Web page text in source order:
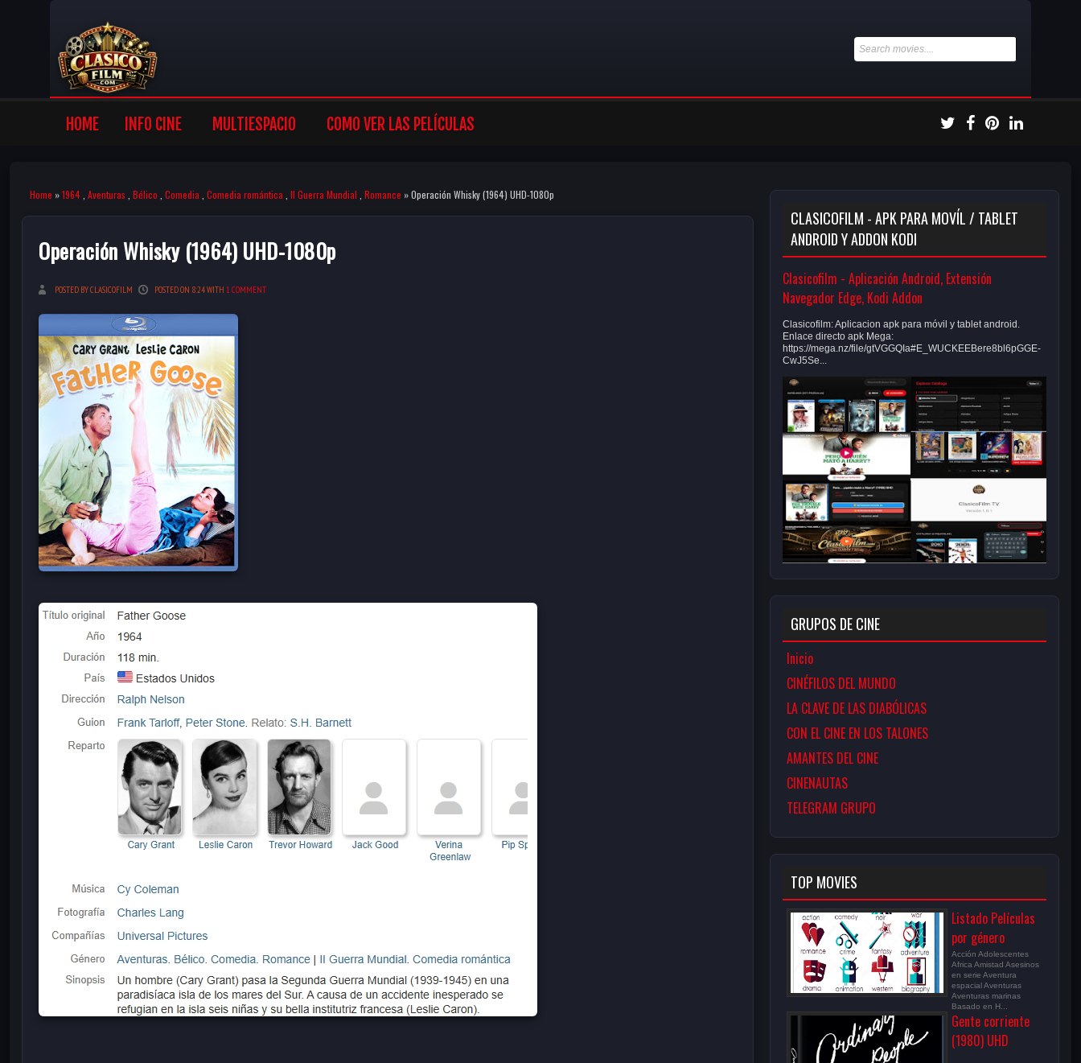
HOME INFO CINE MULTIESPACIO COMO VER LAS PELÍCULAS
Home »1964 Aventuras Bélico Comedia Comedia romántica II Guerra Mundial Romance » Operación Whisky (1964) UHD-1080p
Operación Whisky (1964) UHD-1080p
POSTED BY CLASICOFILM POSTED ON 8:24 WITH 1 COMMENT
CLASICOFILM - APK PARA MOVÍL / TABLET
ANDROID Y ADDON KODI
Clasicofilm - Aplicación Android, Extensión
Navegador Edge, Kodi Addon
Clasicofilm: Aplicacion apk para móvil y tablet android.
Enlace directo apk Mega:
https://mega.nz/file/gtVGGQIa#E_WUCKEEBere8bl6pGGE-
CwJ5Se...
GRUPOS DE CINE
Inicio
CINÉFILOS DEL MUNDO
LA CLAVE DE LAS DIABÓLICAS
CON EL CINE EN LOS TALONES
AMANTES DEL CINE
CINENAUTAS
TELEGRAM GRUPO
TOP MOVIES
Listado Películas
por género
Acción Adolescentes
Africa Amistad Asesinos
en serie Aventura
espacial Aventuras
Aventuras marinas
Basado en H...
Gente corriente
(1980) UHD